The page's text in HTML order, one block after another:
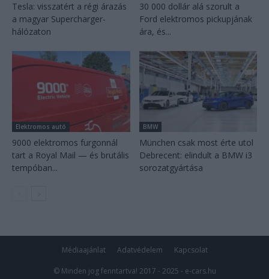
Tesla: visszatért a régi árazás
a magyar Supercharger-
hálózaton
30 000 dollár alá szorult a
Ford elektromos pickupjának
ára, és...
Elektromos autó
9000 elektromos furgonnál
tart a Royal Mail — és brutális
tempóban...
BMW
München csak most érte utol
Debrecent: elindult a BMW i3
sorozatgyártása
Médiaajánlat Adatvédelem Kapcsolat
© Minden jog fenntartva! 2017 - 2025 - e-cars.hu